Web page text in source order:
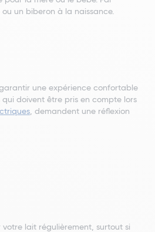
un biberon à la naissance.
une expérience confortable
doivent être pris en compte lors
, demandent une réflexion
lait régulièrement, surtout si